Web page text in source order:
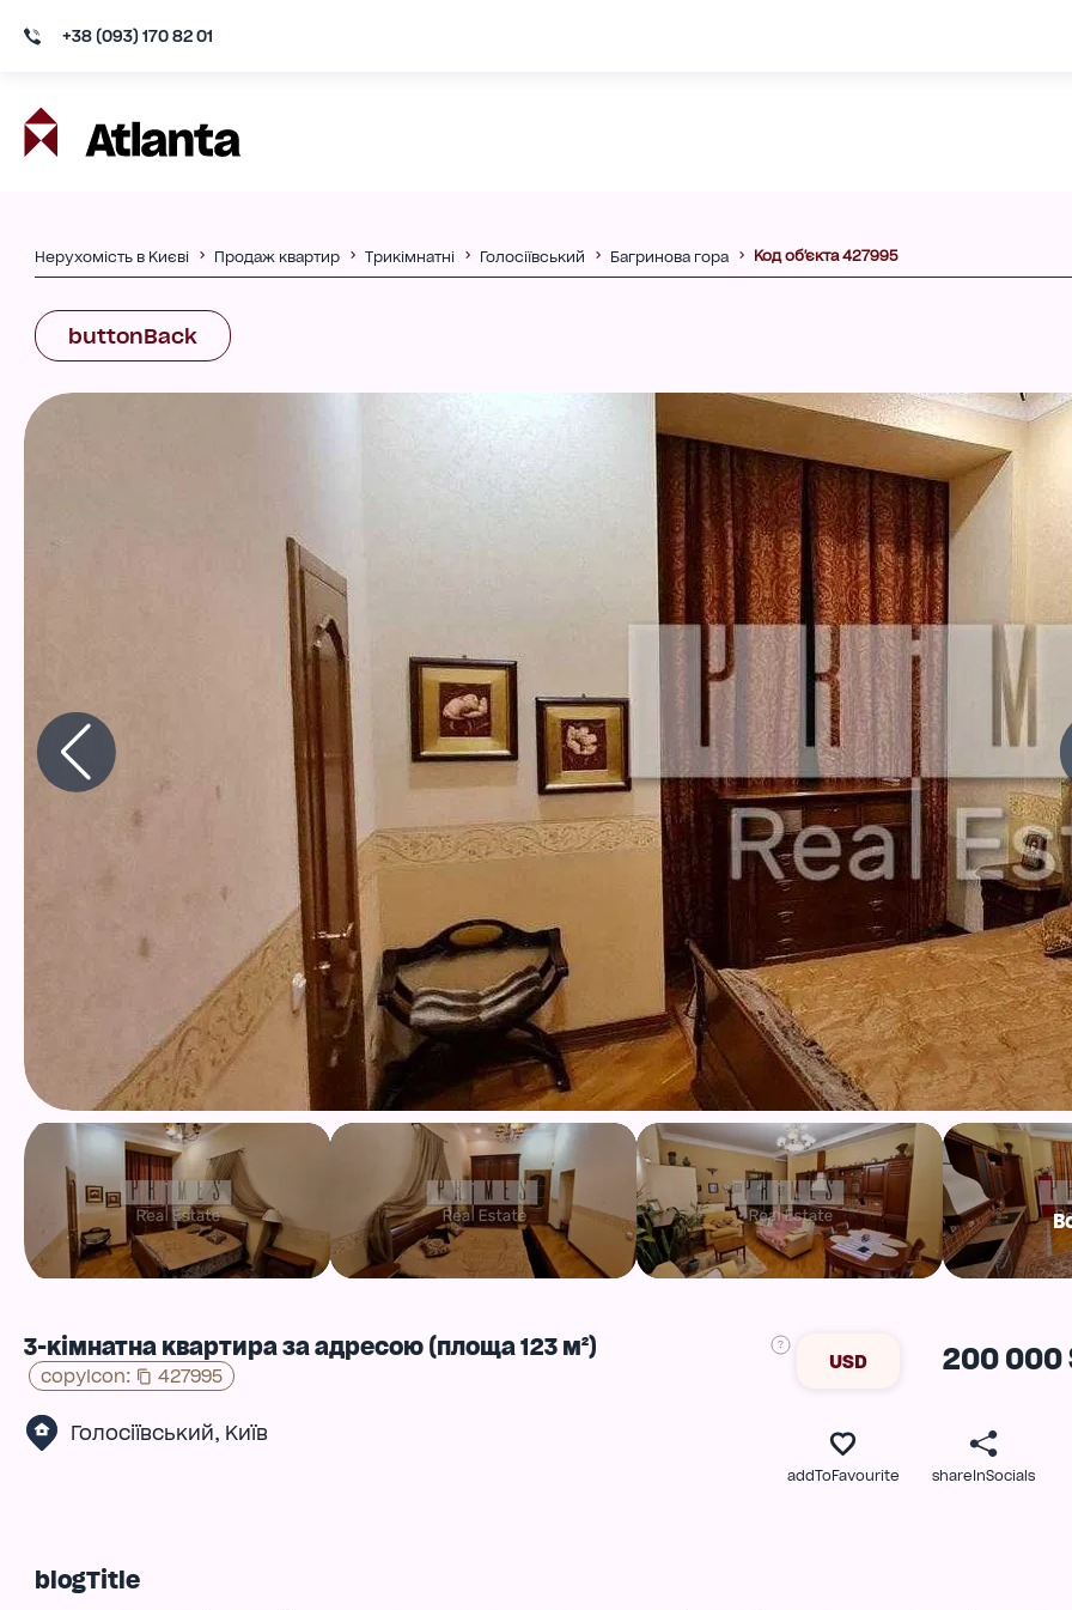
+38 (093) 170 82 01
Нерухомість в Києві Продаж квартир Трикімнатні Голосіївський Багринова гора Код об'єкта 427995
buttonBack
3-кімнатна квартира за адресою (площа 123 м²)
copyIcon: 427995
Голосіївський, Київ
USD 200 000
addToFavourite shareInSocials
blogTitle